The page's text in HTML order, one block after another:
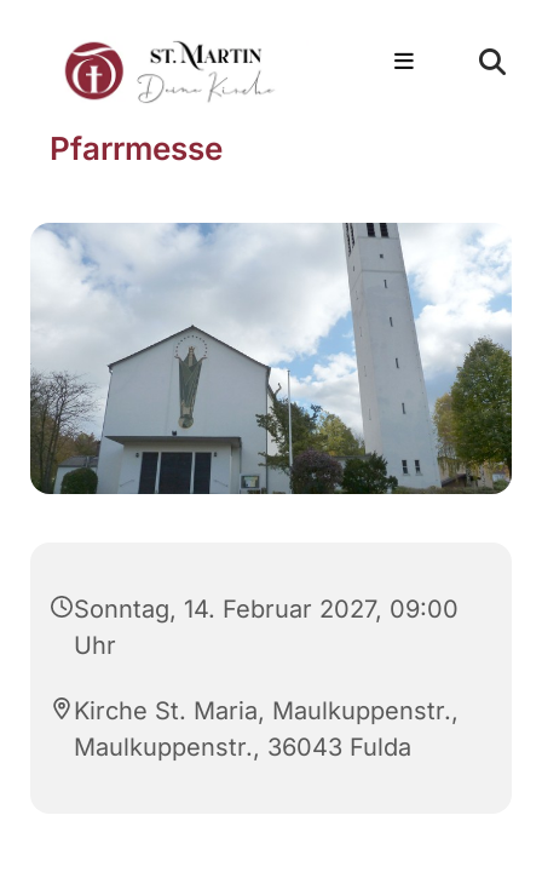
Pfarrmesse
Sonntag, 14. Februar 2027, 09:00
Uhr
Kirche St. Maria, Maulkuppenstr.,
Maulkuppenstr., 36043 Fulda